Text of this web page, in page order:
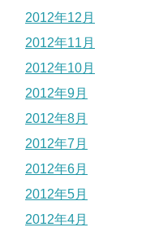
2012年12月
2012年11月
2012年10月
2012年9月
2012年8月
2012年7月
2012年6月
2012年5月
2012年4月